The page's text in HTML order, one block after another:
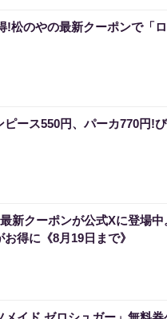
!松のやの最新クーポンで「
ピース550円、パーカ770円!
新クーポンが公式Xに登場
得に《8月19日まで》